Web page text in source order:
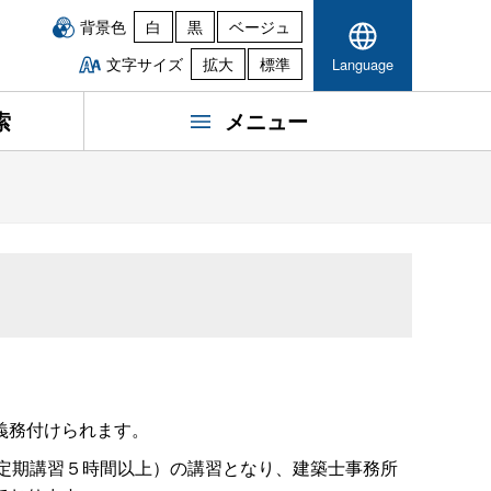
背景色 白 黒
ベージュ
文字サイズ
拡大 標準 Language
メニュー
付けられます。
講習５時間以上）の講習となり、建築士事務所